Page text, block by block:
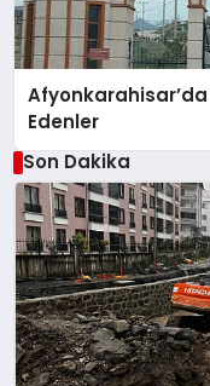
Afyonkarahisar’da
Edenler
Son Dakika